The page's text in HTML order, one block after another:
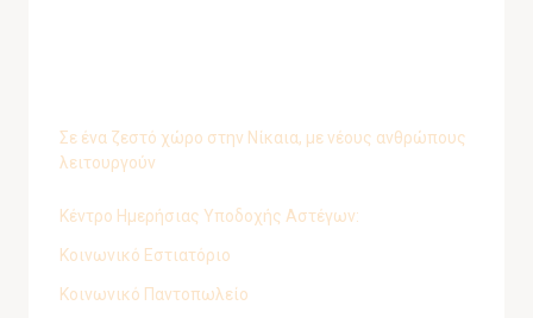
Σε ένα ζεστό χώρο στην Νίκαια, με νέους ανθρώπους
λειτουργούν
Κέντρο Ημερήσιας Υποδοχής Αστέγων:
Κοινωνικό Εστιατόριο
Κοινωνικό Παντοπωλείο